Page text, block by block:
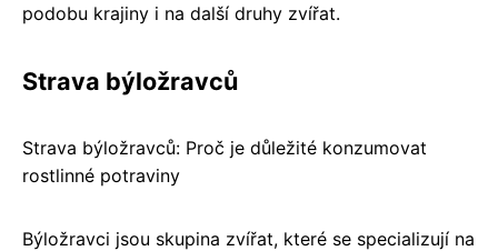
podobu krajiny i na další druhy zvířat.
Strava býložravců
Strava býložravců: Proč je důležité konzumovat
rostlinné potraviny
Býložravci jsou skupina zvířat, které se specializují na